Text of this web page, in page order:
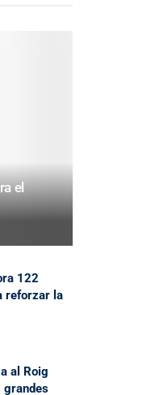
el
122
reforzar la
al Roig
grandes